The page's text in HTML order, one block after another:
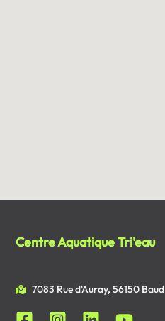
Centre Aquatique Tri'eau
7083 Rue d'Auray, 56150 Baud